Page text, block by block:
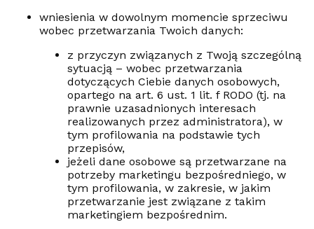
wniesienia w dowolnym momencie sprzeciwu
wobec przetwarzania Twoich danych:
z przyczyn związanych z Twoją szczególną
sytuacją – wobec przetwarzania
dotyczących Ciebie danych osobowych,
opartego na art. 6 ust. 1 lit. f RODO (tj. na
prawnie uzasadnionych interesach
realizowanych przez administratora), w
tym profilowania na podstawie tych
przepisów,
jeżeli dane osobowe są przetwarzane na
potrzeby marketingu bezpośredniego, w
tym profilowania, w zakresie, w jakim
przetwarzanie jest związane z takim
marketingiem bezpośrednim.